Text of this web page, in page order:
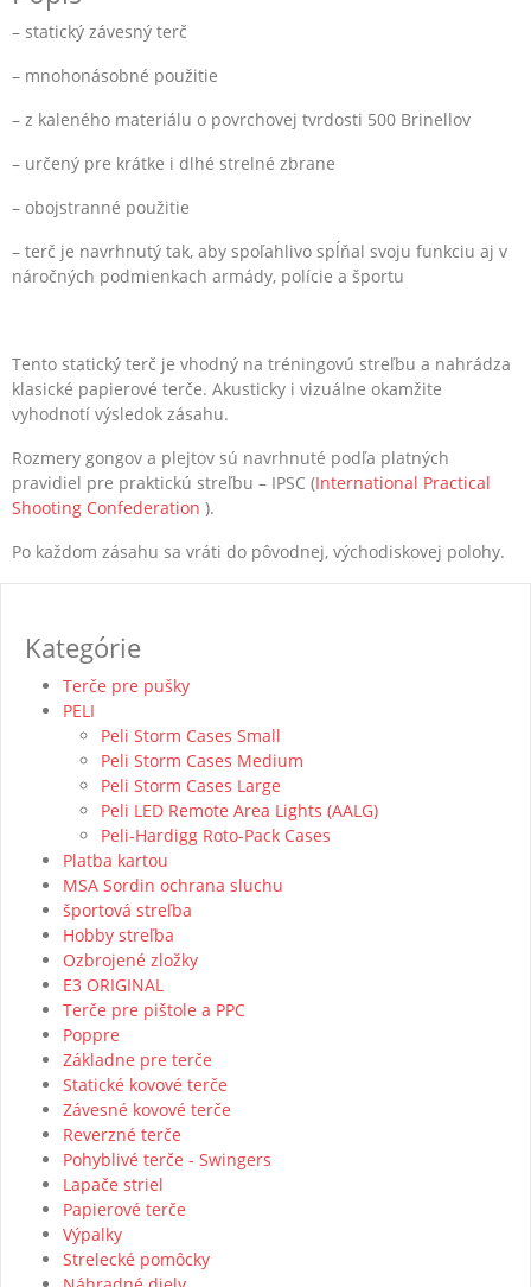
– statický závesný terč
– mnohonásobné použitie
– z kaleného materiálu o povrchovej tvrdosti 500 Brinellov
– určený pre krátke i dlhé strelné zbrane
– obojstranné použitie
– terč je navrhnutý tak, aby spoľahlivo spĺňal svoju funkciu aj v
náročných podmienkach armády, polície a športu
Tento statický terč je vhodný na tréningovú streľbu a nahrádza
klasické papierové terče. Akusticky i vizuálne okamžite
vyhodnotí výsledok zásahu.
Rozmery gongov a plejtov sú navrhnuté podľa platných
pravidiel pre praktickú streľbu – IPSC (International Practical
Shooting Confederation ).
Po každom zásahu sa vráti do pôvodnej, východiskovej polohy.
Kategórie
Terče pre pušky
PELI
Peli Storm Cases Small
Peli Storm Cases Medium
Peli Storm Cases Large
Peli LED Remote Area Lights (AALG)
Peli-Hardigg Roto-Pack Cases
Platba kartou
MSA Sordin ochrana sluchu
športová streľba
Hobby streľba
Ozbrojené zložky
E3 ORIGINAL
Terče pre pištole a PPC
Poppre
Základne pre terče
Statické kovové terče
Závesné kovové terče
Reverzné terče
Pohyblivé terče - Swingers
Lapače striel
Papierové terče
Výpalky
Strelecké pomôcky